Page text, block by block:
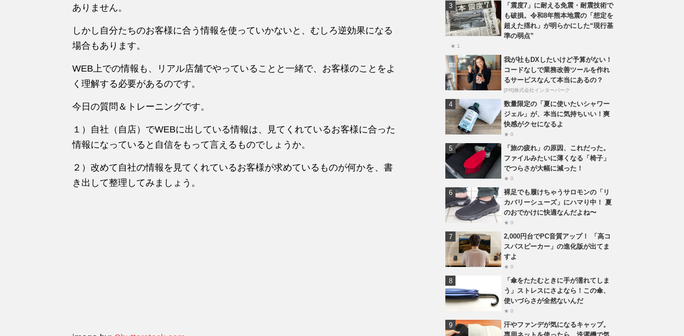
ありません。
しかし自分たちのお客様に合う情報を使っていかないと、むしろ逆効果になる
場合もあります。
WEB上での情報も、リアル店舗でやっていることと一緒で、お客様のことをよ
く理解する必要があるのです。
今日の質問＆トレーニングです。
１）自社（自店）でWEBに出している情報は、見てくれているお客様に合った
情報になっていると自信をもって言えるものでしょうか。
２）改めて自社の情報を見てくれているお客様が求めているものが何かを、書
き出して整理してみましょう。
「震度7」に耐える免震・耐震技術で
も破損。令和8年熊本地震の「想定を
超えた揺れ」が明らかにした“現行基
準の弱点”
★ 1
我が社もDXしたいけど予算がない！
コードなしで業務改善ツールを作れ
るサービスなんて本当にあるの？
[PR]株式会社インターパーク
数量限定の「夏に使いたいシャワー
ジェル」が、本当に気持ちいい！爽
快感がクセになるよ
★ 0
「旅の疲れ」の原因、これだった。
ファイルみたいに薄くなる「椅子」
でつらさが大幅に減った！
★ 0
裸足でも履けちゃうサロモンの「リ
カバリーシューズ」にハマり中！ 夏
のおでかけに快適なんだよね〜
★ 0
2,000円台でPC音質アップ！ 「高コ
スパスピーカー」の進化版が出てま
すよ
★ 0
「傘をたたむときに手が濡れてしま
う」ストレスにさよなら！この傘、
使いづらさが全然ないんだ
★ 0
汗やファンデが気になるキャップ。